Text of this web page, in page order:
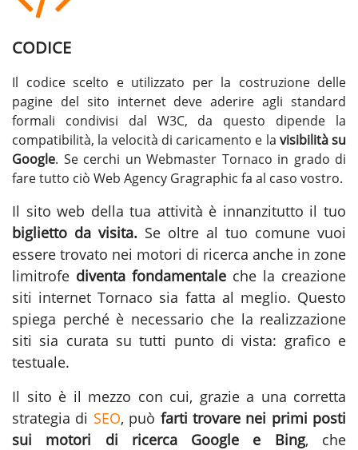
CODICE
Il codice scelto e utilizzato per la costruzione delle
pagine del sito internet deve aderire agli standard
formali condivisi dal W3C, da questo dipende la
compatibilità, la velocità di caricamento e la visibilità su
Google. Se cerchi un Webmaster Tornaco in grado di
fare tutto ciò Web Agency Gragraphic fa al caso vostro.
Il sito web della tua attività è innanzitutto il tuo
biglietto da visita. Se oltre al tuo comune vuoi
essere trovato nei motori di ricerca anche in zone
limitrofe diventa fondamentale che la creazione
siti internet Tornaco sia fatta al meglio. Questo
spiega perché è necessario che la realizzazione
siti sia curata su tutti punto di vista: grafico e
testuale.
Il sito è il mezzo con cui, grazie a una corretta
strategia di SEO, può farti trovare nei primi posti
sui motori di ricerca Google e Bing, che